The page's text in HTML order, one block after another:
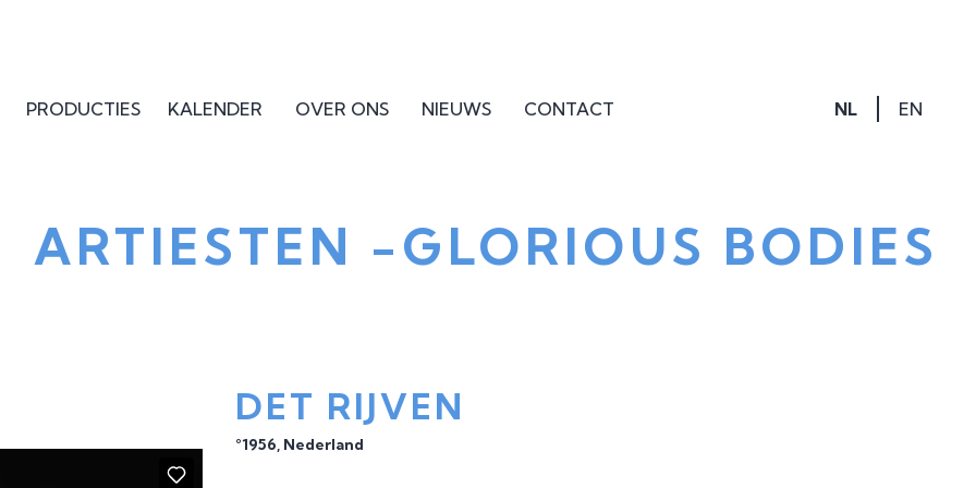
PRODUCTIES KALENDER OVER ONS NIEUWS CONTACT NL EN
ARTIESTEN -GLORIOUS BODIES
DET RIJVEN
°1956, Nederland